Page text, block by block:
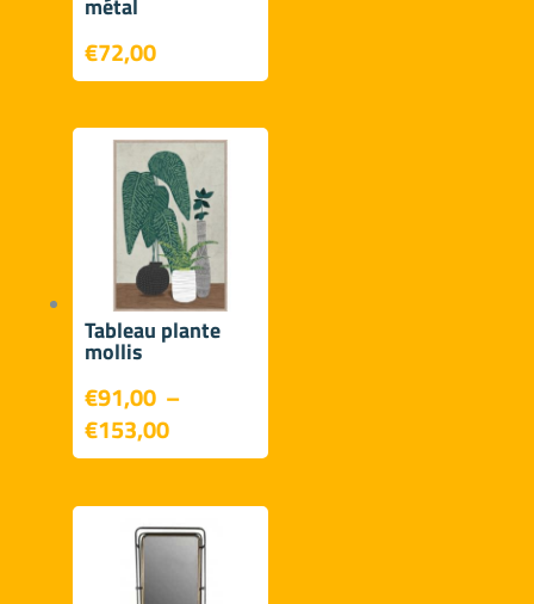
€72,00
Tableau plante
mollis
€91,00 –
€153,00Plage
de
€91,00
à
€153,00